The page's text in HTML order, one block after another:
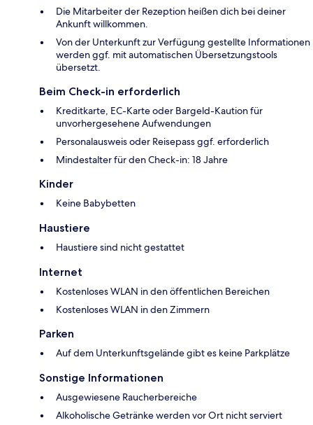
Die Mitarbeiter der Rezeption heißen dich bei deiner
Ankunft willkommen.
Von der Unterkunft zur Verfügung gestellte Informationen
werden ggf. mit automatischen Übersetzungstools
übersetzt.
Beim Check-in erforderlich
Kreditkarte, EC-Karte oder Bargeld-Kaution für
unvorhergesehene Aufwendungen
Personalausweis oder Reisepass ggf. erforderlich
Mindestalter für den Check-in: 18 Jahre
Kinder
Keine Babybetten
Haustiere
Haustiere sind nicht gestattet
Internet
Kostenloses WLAN in den öffentlichen Bereichen
Kostenloses WLAN in den Zimmern
Parken
Auf dem Unterkunftsgelände gibt es keine Parkplätze
Sonstige Informationen
Ausgewiesene Raucherbereiche
Alkoholische Getränke werden vor Ort nicht serviert